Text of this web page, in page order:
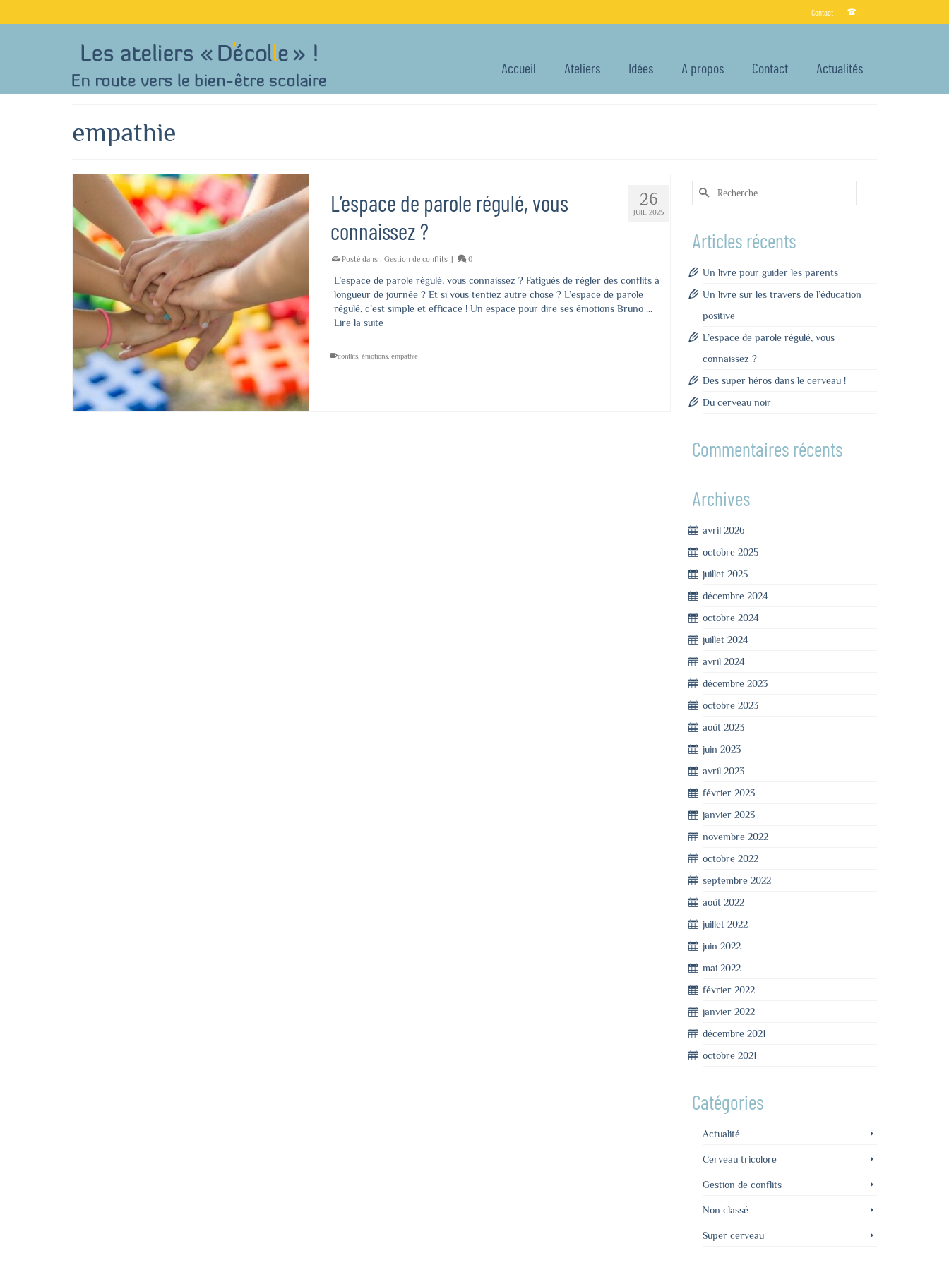
Contact
Accueil Ateliers Idées A propos Contact Actualités
empathie
26
JUIL 2025
L’espace de parole régulé, vous
connaissez ?
Posté dans : Gestion de conflits | 0
L’espace de parole régulé, vous connaissez ? Fatigués de régler des conflits à
longueur de journée ? Et si vous tentiez autre chose ? L’espace de parole
régulé, c’est simple et efficace ! Un espace pour dire ses émotions Bruno …
Lire la suite
conflits, émotions, empathie
Rechercher :
Articles récents
Un livre pour guider les parents
Un livre sur les travers de l’éducation
positive
L’espace de parole régulé, vous
connaissez ?
Des super héros dans le cerveau !
Du cerveau noir
Commentaires récents
Archives
avril 2026
octobre 2025
juillet 2025
décembre 2024
octobre 2024
juillet 2024
avril 2024
décembre 2023
octobre 2023
août 2023
juin 2023
avril 2023
février 2023
janvier 2023
novembre 2022
octobre 2022
septembre 2022
août 2022
juillet 2022
juin 2022
mai 2022
février 2022
janvier 2022
décembre 2021
octobre 2021
Catégories
Actualité
Cerveau tricolore
Gestion de conflits
Non classé
Super cerveau